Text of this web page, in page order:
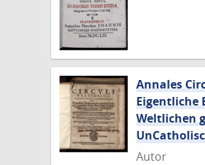
Annales
Eigentliche
Weltlichen
Autor